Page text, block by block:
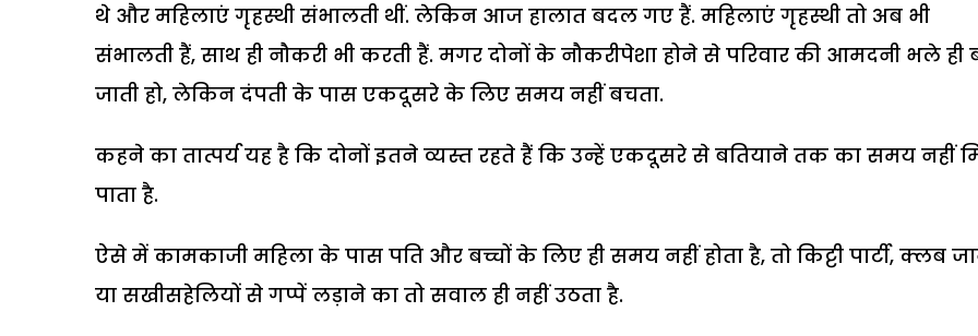
थे और महिलाएं गृहस्थी संभालती थीं. लेकिन आज हालात बदल गए हैं. महिलाएं गृहस्थी तो अब भी
संभालती हैं, साथ ही नौकरी भी करती हैं. मगर दोनों के नौकरीपेशा होने से परिवार की आमदनी भले ही
जाती हो, लेकिन दंपती के पास एकदूसरे के लिए समय नहीं बचता.
कहने का तात्पर्य यह है कि दोनों इतने व्यस्त रहते हैं कि उन्हें एकदूसरे से बतियाने तक का समय नहीं
पाता है.
ऐसे में कामकाजी महिला के पास पति और बच्चों के लिए ही समय नहीं होता है, तो किट्टी पार्टी, क्लब
या सखीसहेलियों से गप्पें लड़ाने का तो सवाल ही नहीं उठता है.